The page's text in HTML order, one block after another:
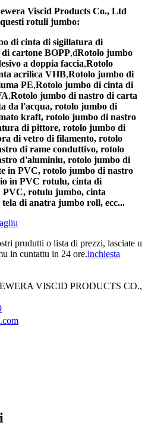
Viscid Products Co., Ltd
rotuli jumbo:
di cinta di sigillatura di
cartone BOPP,dRotolo jumbo
a doppia faccia,Rotolo
acrilica VHB,Rotolo jumbo di
PE,Rotolo jumbo di cinta di
,Rotolo jumbo di nastro di carta
da l'acqua, rotolo jumbo di
kraft, rotolo jumbo di nastro
di pittore, rotolo jumbo di
di vetro di filamento, rotolo
di rame conduttivo, rotolo
d'aluminiu, rotolo jumbo di
in PVC, rotolo jumbo di nastro
in PVC rotulu, cinta di
PVC, rotulu jumbo, cinta
tela di anatra jumbo roll, ecc...
prudutti o lista di prezzi, lasciate u
in cuntattu in 24 ore.inchiesta
VISCID PRODUCTS CO.,